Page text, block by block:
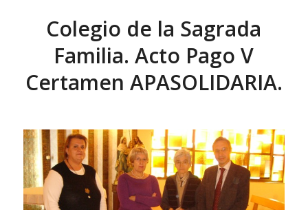
Colegio de la Sagrada
Familia. Acto Pago V
Certamen APASOLIDARIA.